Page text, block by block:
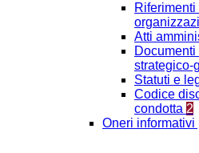
Atti
strategico-
Statuti e
Codice
condotta 2
Oneri